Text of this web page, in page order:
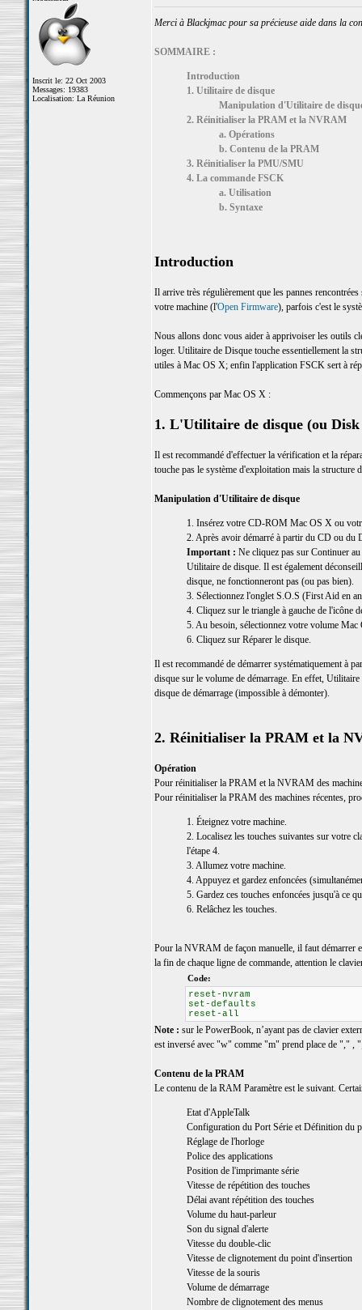
Inscrit le: 22 Oct 2003
Messages: 19383
Localisation: La Réunion
Merci à Blackjmac pour sa précieuse aide dans la
SOMMAIRE :
Introduction
1. Utilitaire de disque
Manipulation d'Utilitaire de
2. Réinitialiser la PRAM et la NVRAM
a. Opérations
b. Contenu de la PRAM
3. Réinitialiser la PMU/SMU
4. La commande FSCK
a. Utilisation
b. Syntaxe
Introduction
Il arrive très régulièrement que les pannes
votre machine (l'Open Firmware), parfois c'est le
Nous allons donc vous aider à apprivoiser les outils
loger. Utilitaire de Disque touche essentiellement la
utiles à Mac OS X; enfin l'application FSCK sert à
Commençons par Mac OS X :
1. L'Utilitaire de disque (ou
Il est recommandé d'effectuer la vérification et la
touche pas le système d'exploitation mais la structure
Manipulation d'Utilitaire de disque
1. Insérez votre CD-ROM Mac OS X ou
2. Après avoir démarré à partir du CD ou du
Important : Ne cliquez pas sur Continuer
Utilitaire de disque. Il est également
disque, ne fonctionneront pas (ou pas bien).
3. Sélectionnez l'onglet S.O.S (First Aid en
4. Cliquez sur le triangle à gauche de l'icône
5. Au besoin, sélectionnez votre volume Mac
6. Cliquez sur Réparer le disque.
Il est recommandé de démarrer systématiquement
disque sur le volume de démarrage. En effet,
disque de démarrage (impossible à démonter).
2. Réinitialiser la PRAM et la
Opération
Pour réinitialiser la PRAM et la NVRAM des
Pour réinitialiser la PRAM des machines récentes,
1. Éteignez votre machine.
2. Localisez les touches suivantes sur votre
l'étape 4.
3. Allumez votre machine.
4. Appuyez et gardez enfoncées
5. Gardez ces touches enfoncées jusqu'à ce
6. Relâchez les touches.
Pour la NVRAM de façon manuelle, il faut démarrer
la fin de chaque ligne de commande, attention le
Code:
reset-nvram
set-defaults
reset-all
Note : sur le PowerBook, n’ayant pas de clavier
est inversé avec "w" comme "m" prend place de ","
Contenu de la PRAM
Le contenu de la RAM Paramètre est le suivant.
Etat d'AppleTalk
Configuration du Port Série et Définition du
Réglage de l'horloge
Police des applications
Position de l'imprimante série
Vitesse de répétition des touches
Délai avant répétition des touches
Volume du haut-parleur
Son du signal d'alerte
Vitesse du double-clic
Vitesse de clignotement du point d'insertion
Vitesse de la souris
Volume de démarrage
Nombre de clignotement des menus